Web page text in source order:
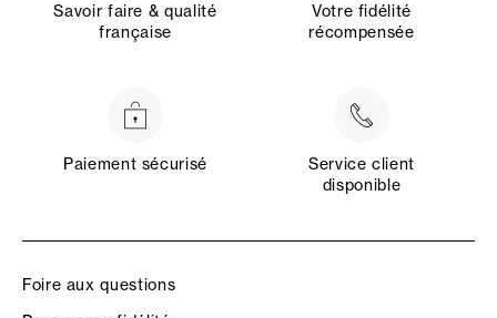
Savoir faire & qualité
française
Votre fidélité
récompensée
Paiement sécurisé
Service client
disponible
Foire aux questions